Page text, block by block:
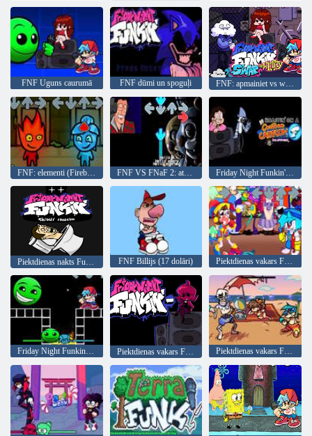
FNF Uguns caurumā FNF dūmi un spoguļi FNF: apmainiet vs whitty
FNF VS FNaF 2: atkaulota
Piektdienas nakts Funkin Skibidi iebrukums FNF Billijs (17 dolāri) Piektdienas vakars Funkins: Funkins digitālā naktī
Friday Night Funkin’ Lobotomy Dash Funkin Piektdienas vakars Funkin ': mīnus mod Piektdienas vakars Funkin VS Stīvens Skulijs